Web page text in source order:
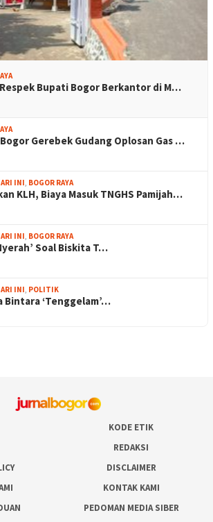
Bupati Bogor Berkantor di M…
Gerebek Gudang Oplosan Gas …
INI, BOGOR RAYA
KLH, Biaya Masuk TNGHS Pamijah…
INI, BOGOR RAYA
Soal Biskita T…
INI, POLITIK
Bintara ‘Tenggelam’…
KODE ETIK
REDAKSI
DISCLAIMER
KONTAK KAMI
PEDOMAN MEDIA SIBER